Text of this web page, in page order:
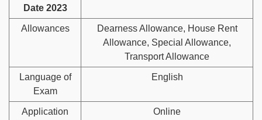
Date 2023
Allowances
Dearness Allowance, House Rent
Allowance, Special Allowance,
Transport Allowance
Language of
Exam
English
Application
Online